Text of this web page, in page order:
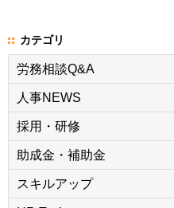
カテゴリ
労務相談Q&A
人事NEWS
採用・研修
助成金・補助金
スキルアップ